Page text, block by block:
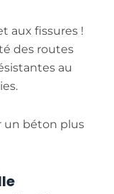
aux fissures !
des routes
au